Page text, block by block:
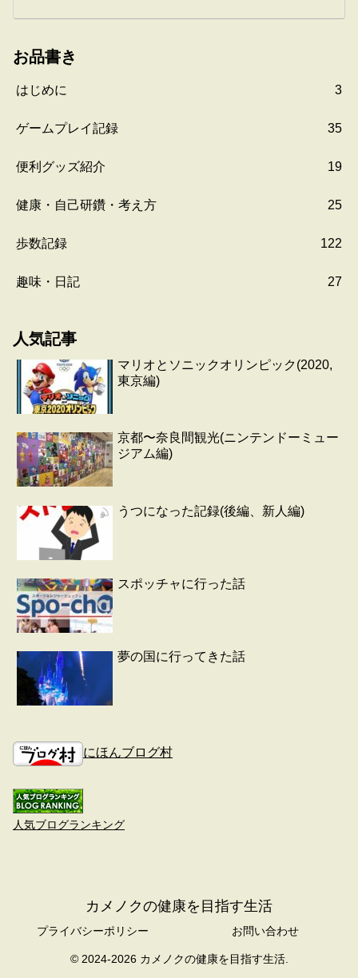
お品書き
はじめに 3
ゲームプレイ記録 35
便利グッズ紹介 19
健康・自己研鑽・考え方 25
歩数記録 122
趣味・日記 27
人気記事
マリオとソニックオリンピック(2020,
東京編)
京都〜奈良間観光(ニンテンドーミュー
ジアム編)
うつになった記録(後編、新人編)
スポッチャに行った話
夢の国に行ってきた話
にほんブログ村
人気ブログランキング
カメノクの健康を目指す生活
プライバシーポリシー お問い合わせ
© 2024-2026 カメノクの健康を目指す生活.